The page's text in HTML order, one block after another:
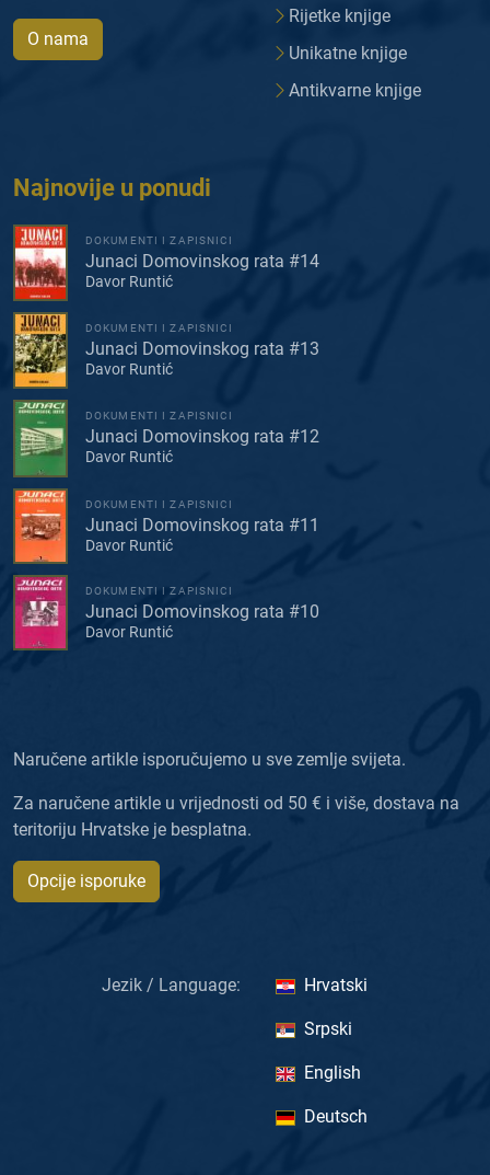
O nama
Rijetke knjige
Unikatne knjige
Antikvarne knjige
Najnovije u ponudi
DOKUMENTI I ZAPISNICI
Junaci Domovinskog rata #14
Davor Runtić
DOKUMENTI I ZAPISNICI
Junaci Domovinskog rata #13
Davor Runtić
DOKUMENTI I ZAPISNICI
Junaci Domovinskog rata #12
Davor Runtić
DOKUMENTI I ZAPISNICI
Junaci Domovinskog rata #11
Davor Runtić
DOKUMENTI I ZAPISNICI
Junaci Domovinskog rata #10
Davor Runtić
Naručene artikle isporučujemo u sve zemlje svijeta.
Za naručene artikle u vrijednosti od 50 € i više, dostava na
teritoriju Hrvatske je besplatna.
Opcije isporuke
Jezik / Language: Hrvatski
Srpski
English
Deutsch